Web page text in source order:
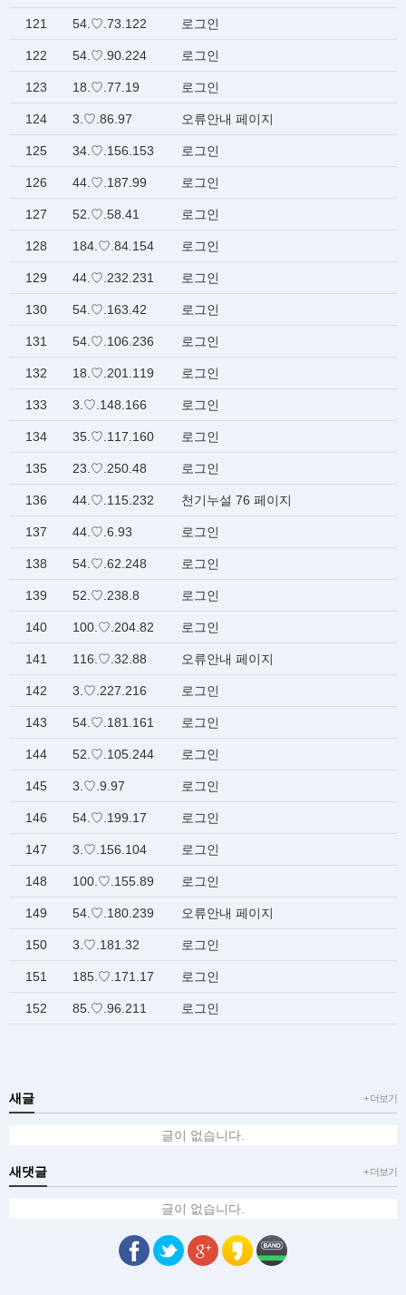
121 54.♡.73.122 로그인
122 54.♡.90.224 로그인
123 18.♡.77.19 로그인
124 3.♡.86.97 오류안내 페이지
125 34.♡.156.153 로그인
126 44.♡.187.99 로그인
127 52.♡.58.41 로그인
128 184.♡.84.154 로그인
129 44.♡.232.231 로그인
130 54.♡.163.42 로그인
131 54.♡.106.236 로그인
132 18.♡.201.119 로그인
133 3.♡.148.166 로그인
134 35.♡.117.160 로그인
135 23.♡.250.48 로그인
136 44.♡.115.232 천기누설 76 페이지
137 44.♡.6.93 로그인
138 54.♡.62.248 로그인
139 52.♡.238.8 로그인
140 100.♡.204.82 로그인
141 116.♡.32.88 오류안내 페이지
142 3.♡.227.216 로그인
143 54.♡.181.161 로그인
144 52.♡.105.244 로그인
145 3.♡.9.97 로그인
146 54.♡.199.17 로그인
147 3.♡.156.104 로그인
148 100.♡.155.89 로그인
149 54.♡.180.239 오류안내 페이지
150 3.♡.181.32 로그인
151 185.♡.171.17 로그인
152 85.♡.96.211 로그인
+ 더보기
새글
글이 없습니다.
+ 더보기
새댓글
글이 없습니다.